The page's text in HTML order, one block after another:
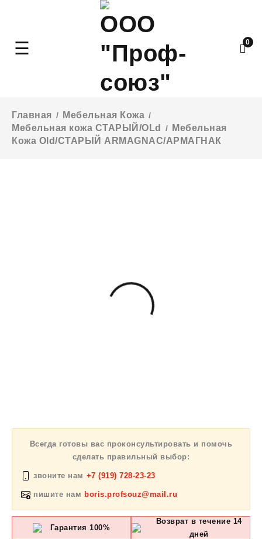
0
Главная / Мебельная Кожа /
Мебельная кожа СТАРЫЙ/OLd /
Мебельная
Кожа Old/СТАРЫЙ ARMAGNAC/АРМАГНАК
Всегда готовы вас проконсультировать и помочь
сделать правильный выбор:
звоните нам +7 (919) 728-23-23
пишите нам boris.profsouz@mail.ru
Гарантия 100%
Возврат в течение 14
дней